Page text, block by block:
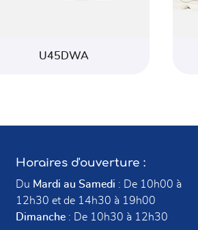
U45DWA
Horaires d'ouverture :
Du Mardi au Samedi : De 10h00 à
12h30 et de 14h30 à 19h00
Dimanche : De 10h30 à 12h30